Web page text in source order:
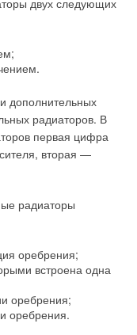
дополнительных
радиаторов. В
первая цифра
вторая —
радиаторы
оребрения;
встроена одна
оребрения;
оребрения.
(63 тыс. кВт·ч),
в два раза дороже
стоит в два раза
ГУП «ТЭК» при
— по данным,
энергии. В нашу
восьми часов
сколько это
тыс. руб.
системы
системой